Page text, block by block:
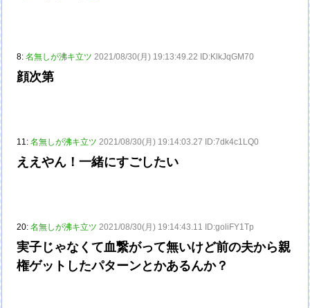
8:名無しが沸キ立ツ 2021/08/30(月) 19:13:49.22 ID:KlkJqGM70
顔次第
11:名無しが沸キ立ツ 2021/08/30(月) 19:14:03.27 ID:7dk4c1LQ0
ええやん！一緒にすごしたい
20:名無しが沸キ立ツ 2021/08/30(月) 19:14:43.11 ID:goliFY1Tp
実子じゃなくて血繋がって無いけど前の夫から親
権ゲットしたパターンとかあるんか？